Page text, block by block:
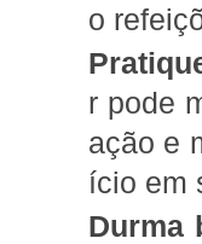
o
r pode
ação e
ício em
Durma